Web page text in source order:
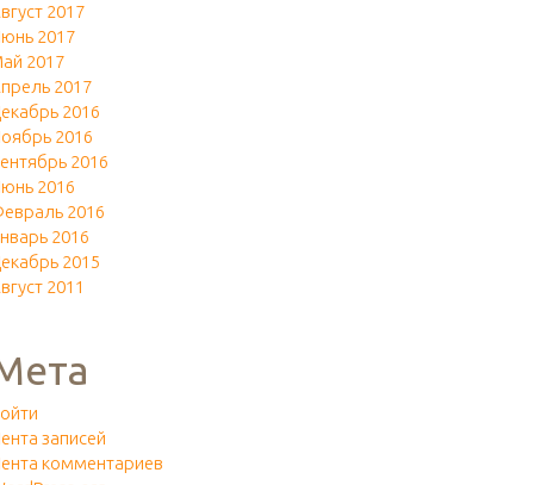
2017
2017
2017
2017
2016
2016
2016
2016
2016
2016
2015
2011
записей
комментариев